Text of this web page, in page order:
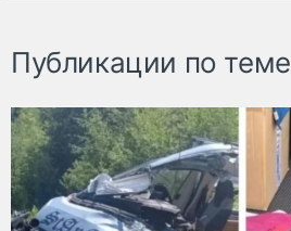
Публикации по теме